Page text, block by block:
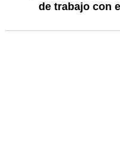
de trabajo con